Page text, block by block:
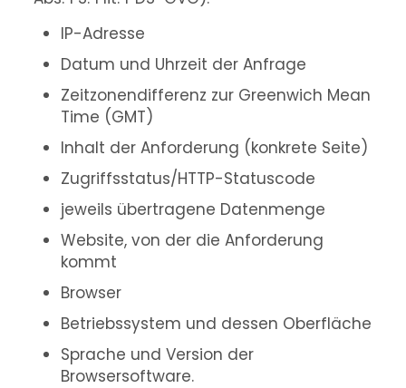
IP-Adresse
Datum und Uhrzeit der Anfrage
Zeitzonendifferenz zur Greenwich Mean
Time (GMT)
Inhalt der Anforderung (konkrete Seite)
Zugriffsstatus/HTTP-Statuscode
jeweils übertragene Datenmenge
Website, von der die Anforderung
kommt
Browser
Betriebssystem und dessen Oberfläche
Sprache und Version der
Browsersoftware.